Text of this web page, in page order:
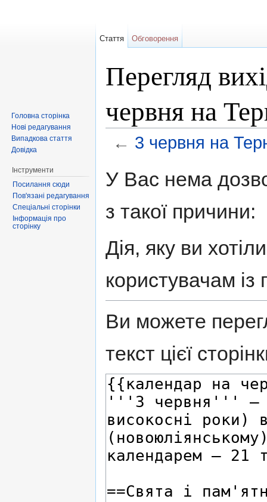
Перегляд
червня на
← 3 червня на
У Вас нема
з такої причини:
Дія, яку ви
користувачам із
Ви можете
текст цієї
Стаття Обговорення
Головна сторінка
Нові редагування
Випадкова стаття
Довідка
Інструменти
Посилання сюди
Пов'язані редагування
Спеціальні сторінки
Інформація про
сторінку